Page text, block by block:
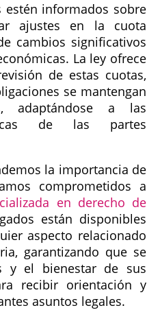
estén informados sobre
ajustes en la cuota
cambios significativos
La ley ofrece
de estas cuotas,
se mantengan
adaptándose a las
de las partes
la importancia de
comprometidos a
en derecho de
están disponibles
aspecto relacionado
garantizando que se
y el bienestar de sus
recibir orientación y
asuntos legales.